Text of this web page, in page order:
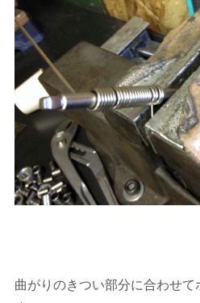
曲がりのきつい部分に合わせて